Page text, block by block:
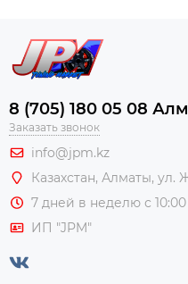
8 (705) 180 05 08
Заказать звонок
info@jpm.kz
Казахстан, Алматы, ул.
7 дней в неделю с 10:00
ИП "JPM"